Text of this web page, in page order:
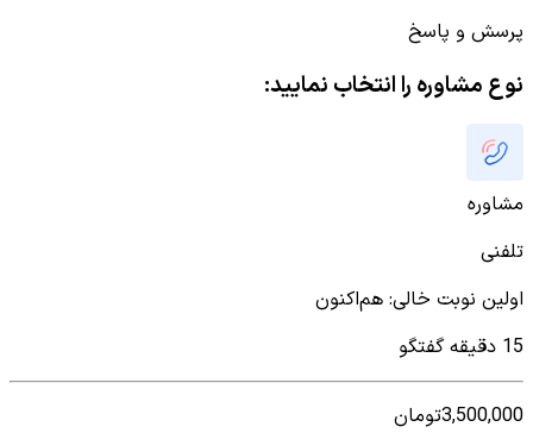
پرسش و پاسخ
نوع مشاوره را انتخاب نمایید:
مشاوره
تلفنی
اولین نوبت خالی: هم‌اکنون
15 دقیقه گفتگو
3,500,000تومان